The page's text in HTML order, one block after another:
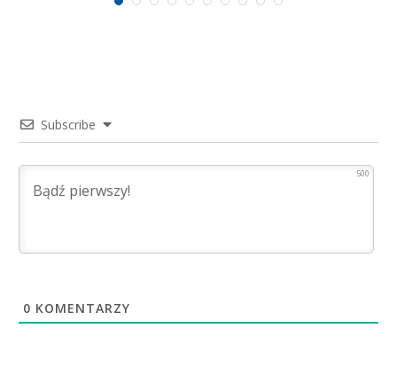
Subscribe
500
0 KOMENTARZY